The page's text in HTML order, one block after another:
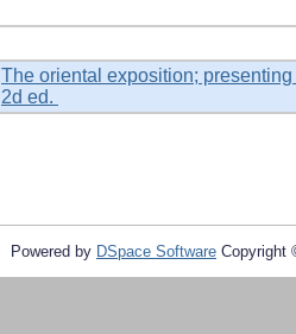
The oriental exposition;
2d ed.
Powered by DSpace Software Copyright